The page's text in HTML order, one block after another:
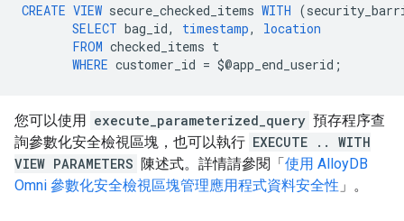
CREATE VIEW secure_checked_items WITH (
SELECT bag_id, timestamp,
location
FROM checked_items t
WHERE customer_id = $@app_end_userid ;
您可以使用 execute_parameterized_query 預存程序查
詢參數化安全檢視區塊，也可以執行 EXECUTE .. WITH
VIEW PARAMETERS 陳述式。詳情請參閱「使用 AlloyDB
Omni 參數化安全檢視區塊管理應用程式資料安全性 」。